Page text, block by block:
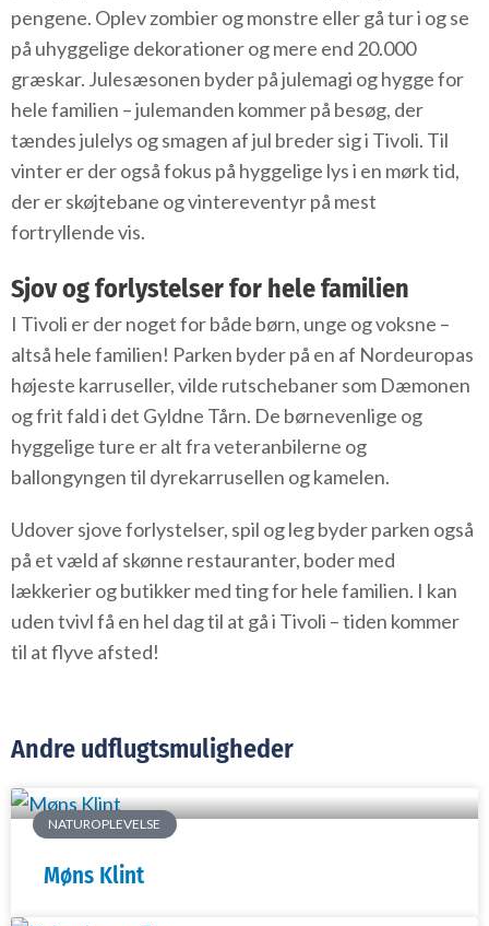
pengene. Oplev zombier og monstre eller gå tur i og se
på uhyggelige dekorationer og mere end 20.000
græskar. Julesæsonen byder på julemagi og hygge for
hele familien – julemanden kommer på besøg, der
tændes julelys og smagen af jul breder sig i Tivoli. Til
vinter er der også fokus på hyggelige lys i en mørk tid,
der er skøjtebane og vintereventyr på mest
fortryllende vis.
Sjov og forlystelser for hele familien
I Tivoli er der noget for både børn, unge og voksne –
altså hele familien! Parken byder på en af Nordeuropas
højeste karruseller, vilde rutschebaner som Dæmonen
og frit fald i det Gyldne Tårn. De børnevenlige og
hyggelige ture er alt fra veteranbilerne og
ballongyngen til dyrekarrusellen og kamelen.
Udover sjove forlystelser, spil og leg byder parken også
på et væld af skønne restauranter, boder med
lækkerier og butikker med ting for hele familien. I kan
uden tvivl få en hel dag til at gå i Tivoli – tiden kommer
til at flyve afsted!
Andre udflugtsmuligheder
NATUROPLEVELSE
Møns Klint